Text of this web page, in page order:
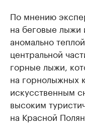
По мнению
на беговые лыжи
аномально
центральной
горные лыжи,
на горнолыжных
искусственным
высоким
на Красной